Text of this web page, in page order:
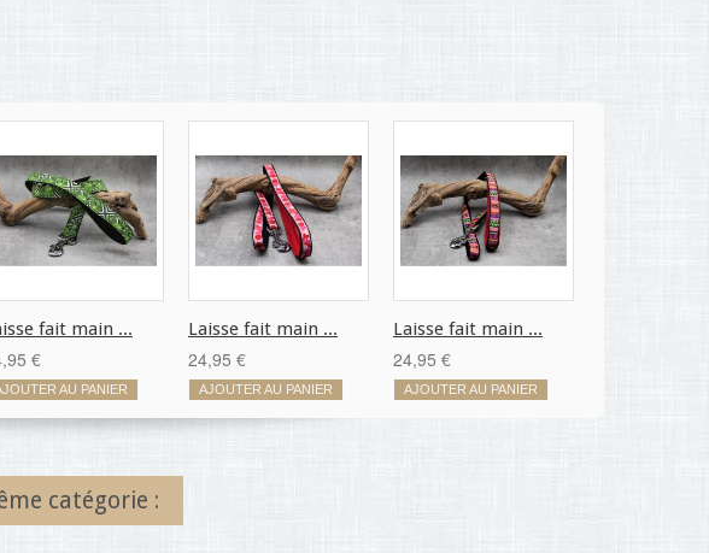
fait main ...
€
AU PANIER
Laisse fait main ...
24,95 €
AJOUTER AU PANIER
Laisse fait main ...
24,95 €
AJOUTER AU PANIER
catégorie :